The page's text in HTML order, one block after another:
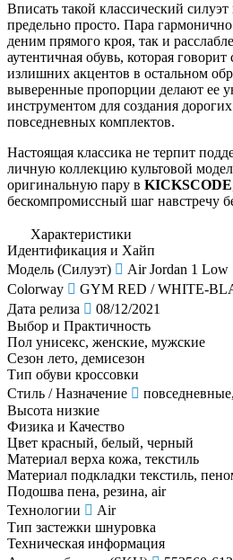
Вписать такой классический
предельно просто. Пара
деним прямого кроя, так и
аутентичная обувь, которая говорит
излишних акцентов в остальном
выверенные пропорции делают ее
инструментом для создания
повседневных комплектов.
Настоящая классика не терпит
личную коллекцию культовой
оригинальную пару в KICKSCODE
бескомпромиссный шаг навстречу
Характеристики
Идентификация и Хайп
Модель (Силуэт)
Air Jordan 1 Low
Colorway
GYM RED / WHITE-
Дата релиза
08/12/2021
Выбор и Практичность
Пол унисекс, женские, мужские
Сезон лето, демисезон
Тип обуви кроссовки
Стиль / Назначение
Высота низкие
Физика и Качество
Цвет красный, белый, черный
Материал верха кожа, текстиль
Материал подкладки текстиль,
Подошва пена, резина, air
Технологии
Air
Тип застежки шнуровка
Техническая информация